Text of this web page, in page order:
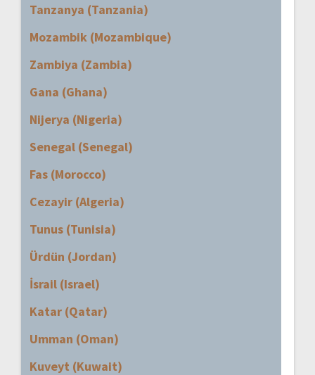
Tanzanya (Tanzania)
Mozambik (Mozambique)
Zambiya (Zambia)
Gana (Ghana)
Nijerya (Nigeria)
Senegal (Senegal)
Fas (Morocco)
Cezayir (Algeria)
Tunus (Tunisia)
Ürdün (Jordan)
İsrail (Israel)
Katar (Qatar)
Umman (Oman)
Kuveyt (Kuwait)